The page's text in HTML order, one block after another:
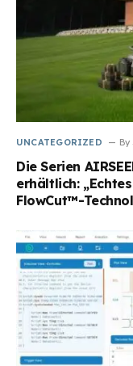
UNCATEGORIZED By
Die Serien
erhältlich:
FlowCut™-